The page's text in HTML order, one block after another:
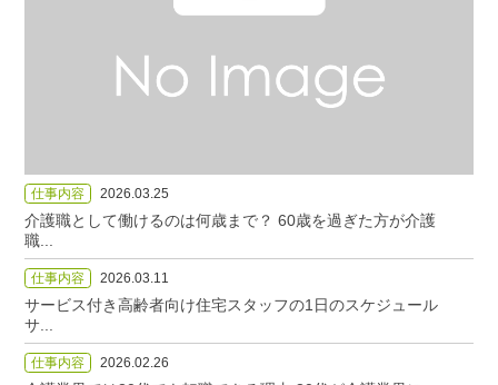
仕事内容 2026.03.25
介護職として働けるのは何歳まで？ 60歳を過ぎた方が介護
職...
仕事内容 2026.03.11
サービス付き高齢者向け住宅スタッフの1日のスケジュール
サ...
仕事内容 2026.02.26